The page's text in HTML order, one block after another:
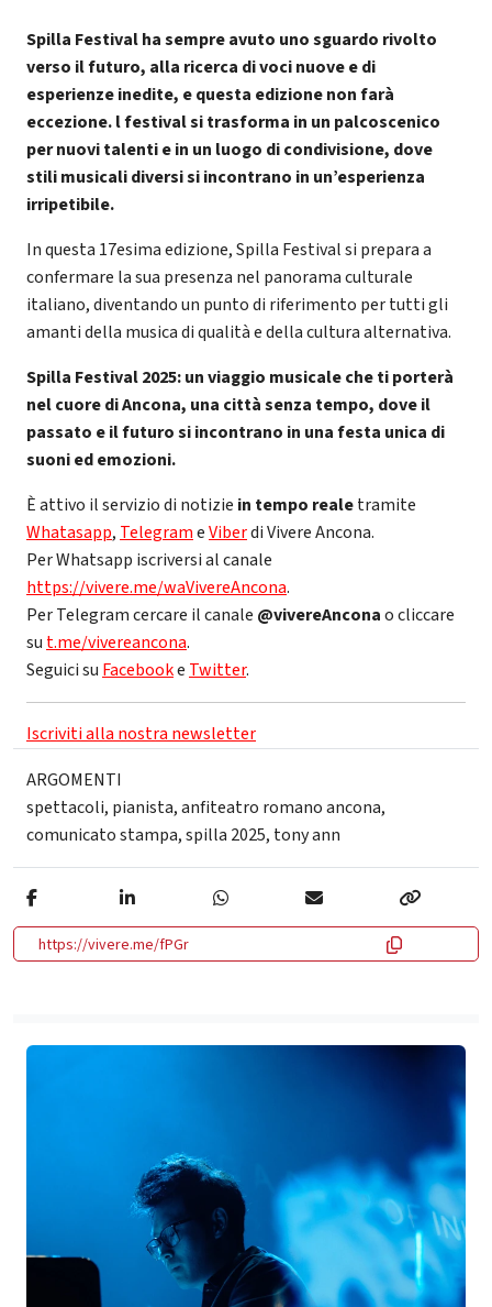
Spilla Festival ha sempre avuto uno sguardo rivolto
verso il futuro, alla ricerca di voci nuove e di
esperienze inedite, e questa edizione non farà
eccezione. l festival si trasforma in un palcoscenico
per nuovi talenti e in un luogo di condivisione, dove
stili musicali diversi si incontrano in un’esperienza
irripetibile.
In questa 17esima edizione, Spilla Festival si prepara a
confermare la sua presenza nel panorama culturale
italiano, diventando un punto di riferimento per tutti gli
amanti della musica di qualità e della cultura alternativa.
Spilla Festival 2025: un viaggio musicale che ti porterà
nel cuore di Ancona, una città senza tempo, dove il
passato e il futuro si incontrano in una festa unica di
suoni ed emozioni.
È attivo il servizio di notizie in tempo realetramite
Whatasapp, TelegrameViberdi Vivere Ancona.
Per Whatsapp iscriversi al canale
https://vivere.me/waVivereAncona.
Per Telegram cercare il canale @vivereAnconao cliccare
su t.me/vivereancona.
Seguici su Facebooke Twitter.
Iscriviti alla nostra newsletter
ARGOMENTI
spettacoli, pianista,anfiteatro romano ancona,
comunicato stampa,spilla 2025, tony ann
https://vivere.me/fPGr